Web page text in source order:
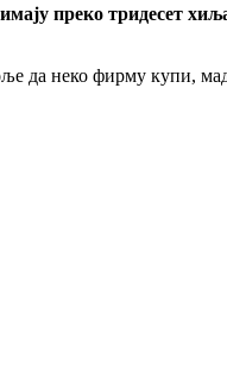
преко тридесет
да неко фирму купи,